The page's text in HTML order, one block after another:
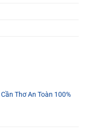
Thơ An Toàn 100%